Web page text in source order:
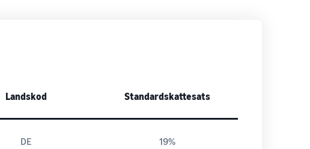
Landskod Standardskattesats
DE 19%